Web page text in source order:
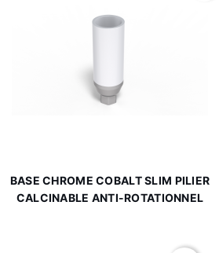
Aperçu rapide
BASE CHROME COBALT SLIM PILIER
CALCINABLE ANTI-ROTATIONNEL